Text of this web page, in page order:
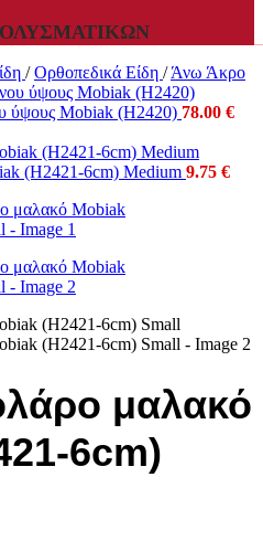
/ Ορθοπεδικά Είδη / Άνω Άκρο
ύψους Mobiak (H2420) 78.00 €
(H2421-6cm) Medium 9.75 €
μαλακό
6cm)